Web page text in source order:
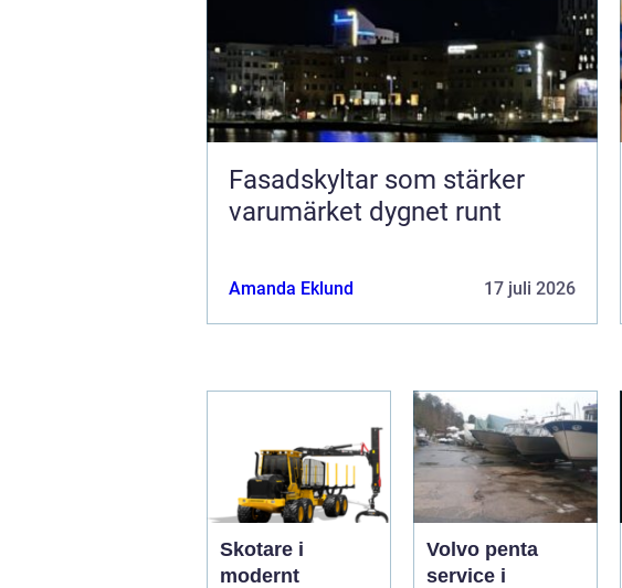
Fasadskyltar som stärker
varumärket dygnet runt
Amanda Eklund 17 juli 2026
Skotare i
modernt
Volvo penta
service i